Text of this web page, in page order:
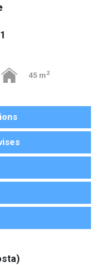
45 m2